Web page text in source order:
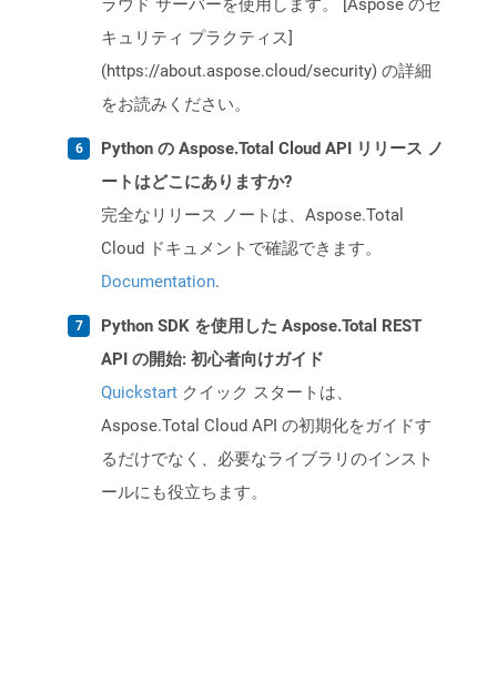
ラウド サーバーを使用します。 [Aspose のセ
キュリティ プラクティス]
(https://about.aspose.cloud/security) の詳細
をお読みください。
Python の Aspose.Total Cloud API リリース ノ
ートはどこにありますか?
完全なリリース ノートは、Aspose.Total
Cloud ドキュメントで確認できます。
Documentation.
Python SDK を使用した Aspose.Total REST
API の開始: 初心者向けガイド
Quickstart クイック スタートは、
Aspose.Total Cloud API の初期化をガイドす
るだけでなく、必要なライブラリのインスト
ールにも役立ちます。